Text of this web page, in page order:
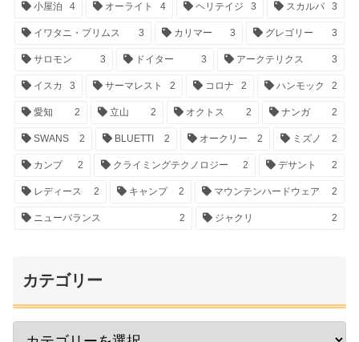
小屋泊 4 オーライト 4 ヘリテイジ 3 スカルパ 3
イワタニ・プリムス 3 カリマー 3 グレゴリー 3
サロモン 3 ドイター 3 アークテリクス 3
イスカ 3 サーマレスト 2 コロナ 2 ハンモック 2
愛知 2 立山 2 オクトス 2 ナンガ 2
SWANS 2 BLUETTI 2 オークリー 2 ミズノ 2
カンプ 2 クライミングテクノロジー 2 デサント 2
レディース 2 キャンプ 2 マウンテンハードウェア 2
ニューバランス 2 ジャクリ 2
カテゴリー